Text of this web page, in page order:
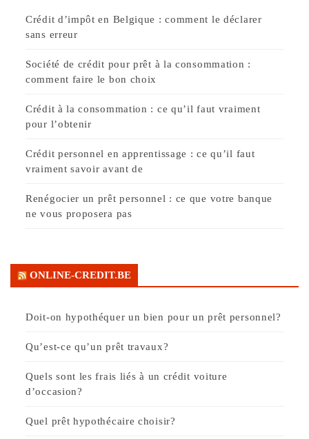
Crédit d’impôt en Belgique : comment le déclarer
sans erreur
Société de crédit pour prêt à la consommation :
comment faire le bon choix
Crédit à la consommation : ce qu’il faut vraiment
pour l’obtenir
Crédit personnel en apprentissage : ce qu’il faut
vraiment savoir avant de
Renégocier un prêt personnel : ce que votre banque
ne vous proposera pas
ONLINE-CREDIT.BE
Doit-on hypothéquer un bien pour un prêt personnel?
Qu’est-ce qu’un prêt travaux?
Quels sont les frais liés à un crédit voiture
d’occasion?
Quel prêt hypothécaire choisir?